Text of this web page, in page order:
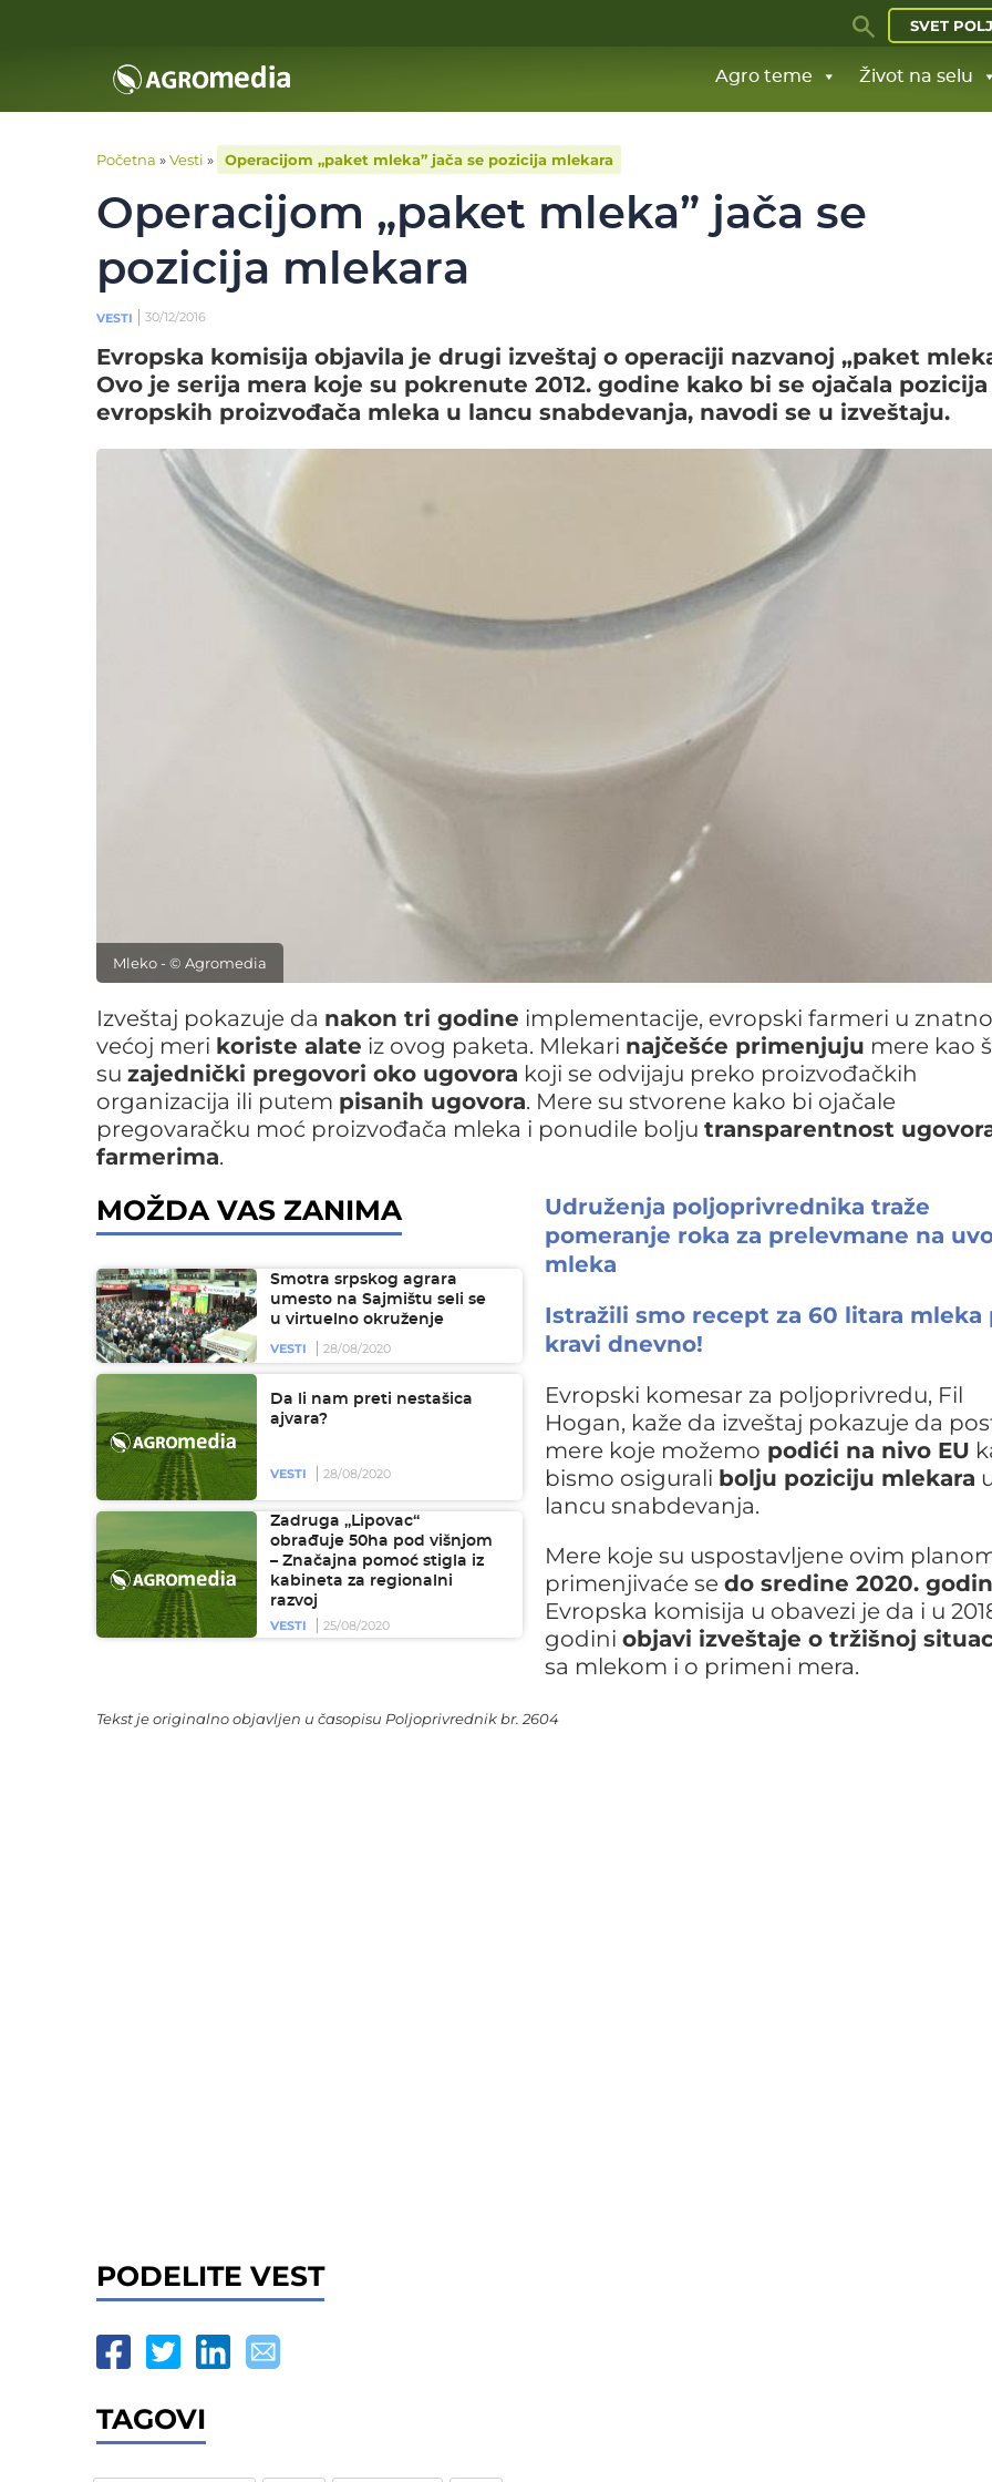
SVET
Agro teme Život na selu
Početna »Vesti » Operacijom „paket mleka” jača se pozicija mlekara
Operacijom „paket mleka” jača se
pozicija mlekara
VESTI 30/12/2016
Evropska komisija objavila je drugi izveštaj o operaciji nazvanoj „paket
Ovo je serija mera koje su pokrenute 2012. godine kako bi se ojačala pozicija
evropskih proizvođača mleka u lancu snabdevanja, navodi se u izveštaju.
Mleko - © Agromedia
Izveštaj pokazuje da nakon tri godine implementacije, evropski farmeri u znatno
većoj meri koriste alate iz ovog paketa. Mlekari najčešće primenjuju mere kao
su zajednički pregovori oko ugovora koji se odvijaju preko proizvođačkih
organizacija ili putem pisanih ugovora. Mere su stvorene kako bi ojačale
pregovaračku moć proizvođača mleka i ponudile bolju transparentnost
farmerima.
MOŽDA VAS ZANIMA
Smotra srpskog agrara
umesto na Sajmištu seli se
u virtuelno okruženje
VESTI
28/08/2020
Da li nam preti nestašica
ajvara?
VESTI 28/08/2020
Zadruga „Lipovac“
obrađuje 50ha pod višnjom
– Značajna pomoć stigla iz
kabineta za regionalni
razvoj
VESTI
25/08/2020
Udruženja poljoprivrednika traže
pomeranje roka za prelevmane na
mleka
Istražili smo recept za 60 litara mleka
kravi dnevno!
Evropski komesar za poljoprivredu, Fil
Hogan, kaže da izveštaj pokazuje da
mere koje možemo podići na nivo EU
bismo osigurali bolju poziciju mlekara
lancu snabdevanja.
Mere koje su uspostavljene ovim
primenjivaće se do sredine 2020.
Evropska komisija u obavezi je da i u
godini objavi izveštaje o tržišnoj
sa mlekom i o primeni mera.
Tekst je originalno objavljen u časopisu Poljoprivrednik br. 2604
PODELITE VEST
TAGOVI